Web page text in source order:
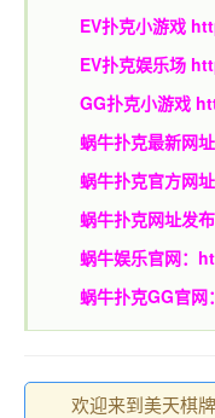
EV扑克小游戏
EV扑克娱乐场
GG扑克小游戏
蜗牛扑克最新网址
蜗牛扑克官方网址
蜗牛扑克网址发布
蜗牛娱乐官网：
蜗牛扑克GG官网：
欢迎来到美天棋